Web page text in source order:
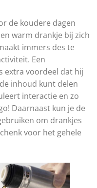
de koudere dagen
warm drankje bij zich
immers des te
Een
extra voordeel dat hij
inhoud kunt delen
interactie en zo
Daarnaast kun je de
om drankjes
voor het gehele